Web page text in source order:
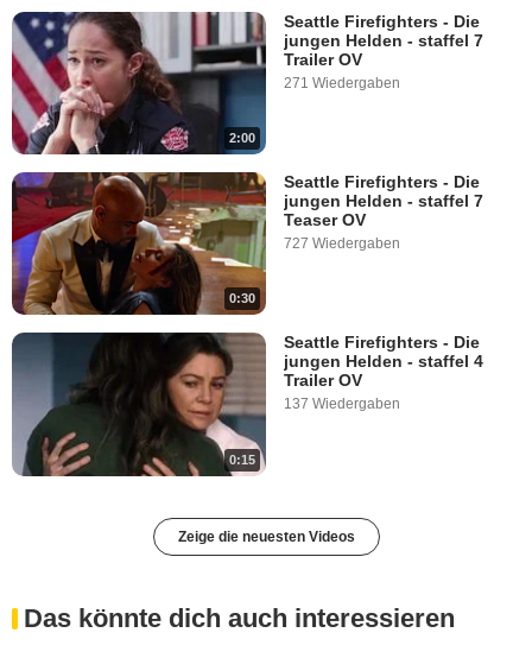
2:00
Seattle Firefighters - Die
jungen Helden - staffel 7
Trailer OV
271 Wiedergaben
0:30
Seattle Firefighters - Die
jungen Helden - staffel 7
Teaser OV
727 Wiedergaben
0:15
Seattle Firefighters - Die
jungen Helden - staffel 4
Trailer OV
137 Wiedergaben
Zeige die neuesten Videos
Das könnte dich auch interessieren